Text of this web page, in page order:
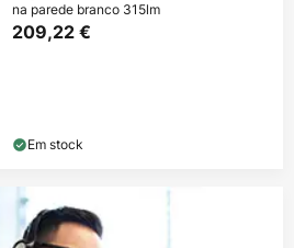
na parede branco 315lm
209,22 €
Em stock